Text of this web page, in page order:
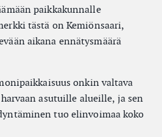
paikkakunnalle
tästä on Kemiönsaari,
aikana ennätysmäärä
onkin valtava
asutuille alueille, ja sen
tuo elinvoimaa koko